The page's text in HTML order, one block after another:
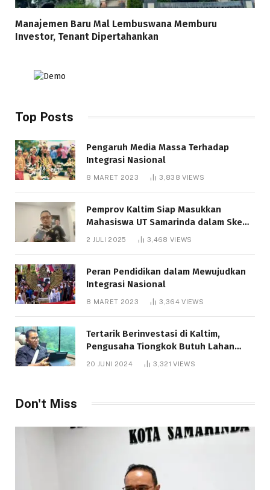
Manajemen Baru Mal Lembuswana Memburu
Investor, Tenant Dipertahankan
Top Posts
Pengaruh Media Massa Terhadap
Integrasi Nasional
8 MARET 2023 3,838VIEWS
Pemprov Kaltim Siap Masukkan
Mahasiswa UT Samarinda dalam Skema
Bantuan Pendidikan Gratispol
2 JULI 2025 3,468 VIEWS
Peran Pendidikan dalam Mewujudkan
Integrasi Nasional
8 MARET 2023 3,364VIEWS
Tertarik Berinvestasi di Kaltim,
Pengusaha Tiongkok Butuh Lahan
20 JUNI 2024 3,321VIEWS
Don't Miss